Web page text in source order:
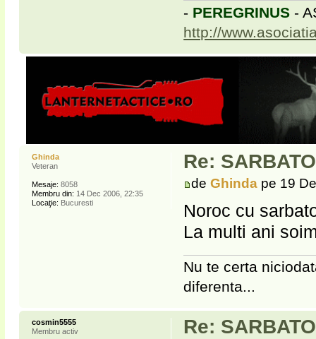
- PEREGRINUS -
http://
Re:
deGhinda pe 19
Noroc cu
La multi ani
Nu te certa
diferenta...
Ghinda
Veteran
Mesaje: 8058
Membru din: 14 Dec 2006, 22:35
Locaţie: Bucuresti
Re:
cosmin5555
Membru activ